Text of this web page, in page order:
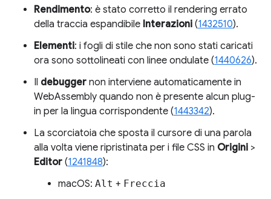
Rendimento: è stato corretto il rendering errato
della traccia espandibile Interazioni (1432510).
Elementi: i fogli di stile che non sono stati caricati
ora sono sottolineati con linee ondulate (1440626).
Il debugger non interviene automaticamente in
WebAssembly quando non è presente alcun plug-
in per la lingua corrispondente (1443342).
La scorciatoia che sposta il cursore di una parola
alla volta viene ripristinata per i file CSS in Origini >
Editor (1241848):
macOS: Alt + Freccia